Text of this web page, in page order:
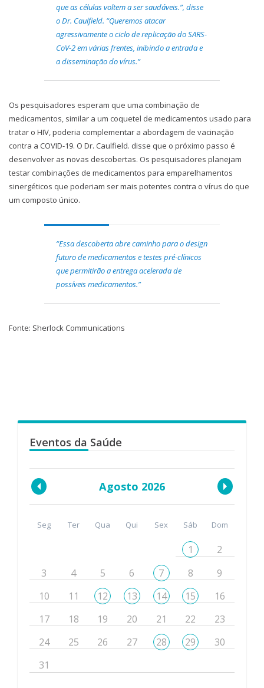
que as células voltem a ser saudáveis.”, disse
o Dr. Caulfield. “Queremos atacar
agressivamente o ciclo de replicação do SARS-
CoV-2 em várias frentes, inibindo a entrada e
a disseminação do vírus.”
Os pesquisadores esperam que uma combinação de
medicamentos, similar a um coquetel de medicamentos usado para
tratar o HIV, poderia complementar a abordagem de vacinação
contra a COVID-19. O Dr. Caulfield. disse que o próximo passo é
desenvolver as novas descobertas. Os pesquisadores planejam
testar combinações de medicamentos para emparelhamentos
sinergéticos que poderiam ser mais potentes contra o vírus do que
um composto único.
“Essa descoberta abre caminho para o design
futuro de medicamentos e testes pré-clínicos
que permitirão a entrega acelerada de
possíveis medicamentos.”
Fonte: Sherlock Communications
Eventos da Saúde
Agosto 2026
Seg Ter Qua Qui Sex Sáb Dom
1
2
3
4 5 6 7 8
9
10
11 12 13 14 15
16
17
18 19 20 21 22
23
24
25 26 27 28 29
30
31